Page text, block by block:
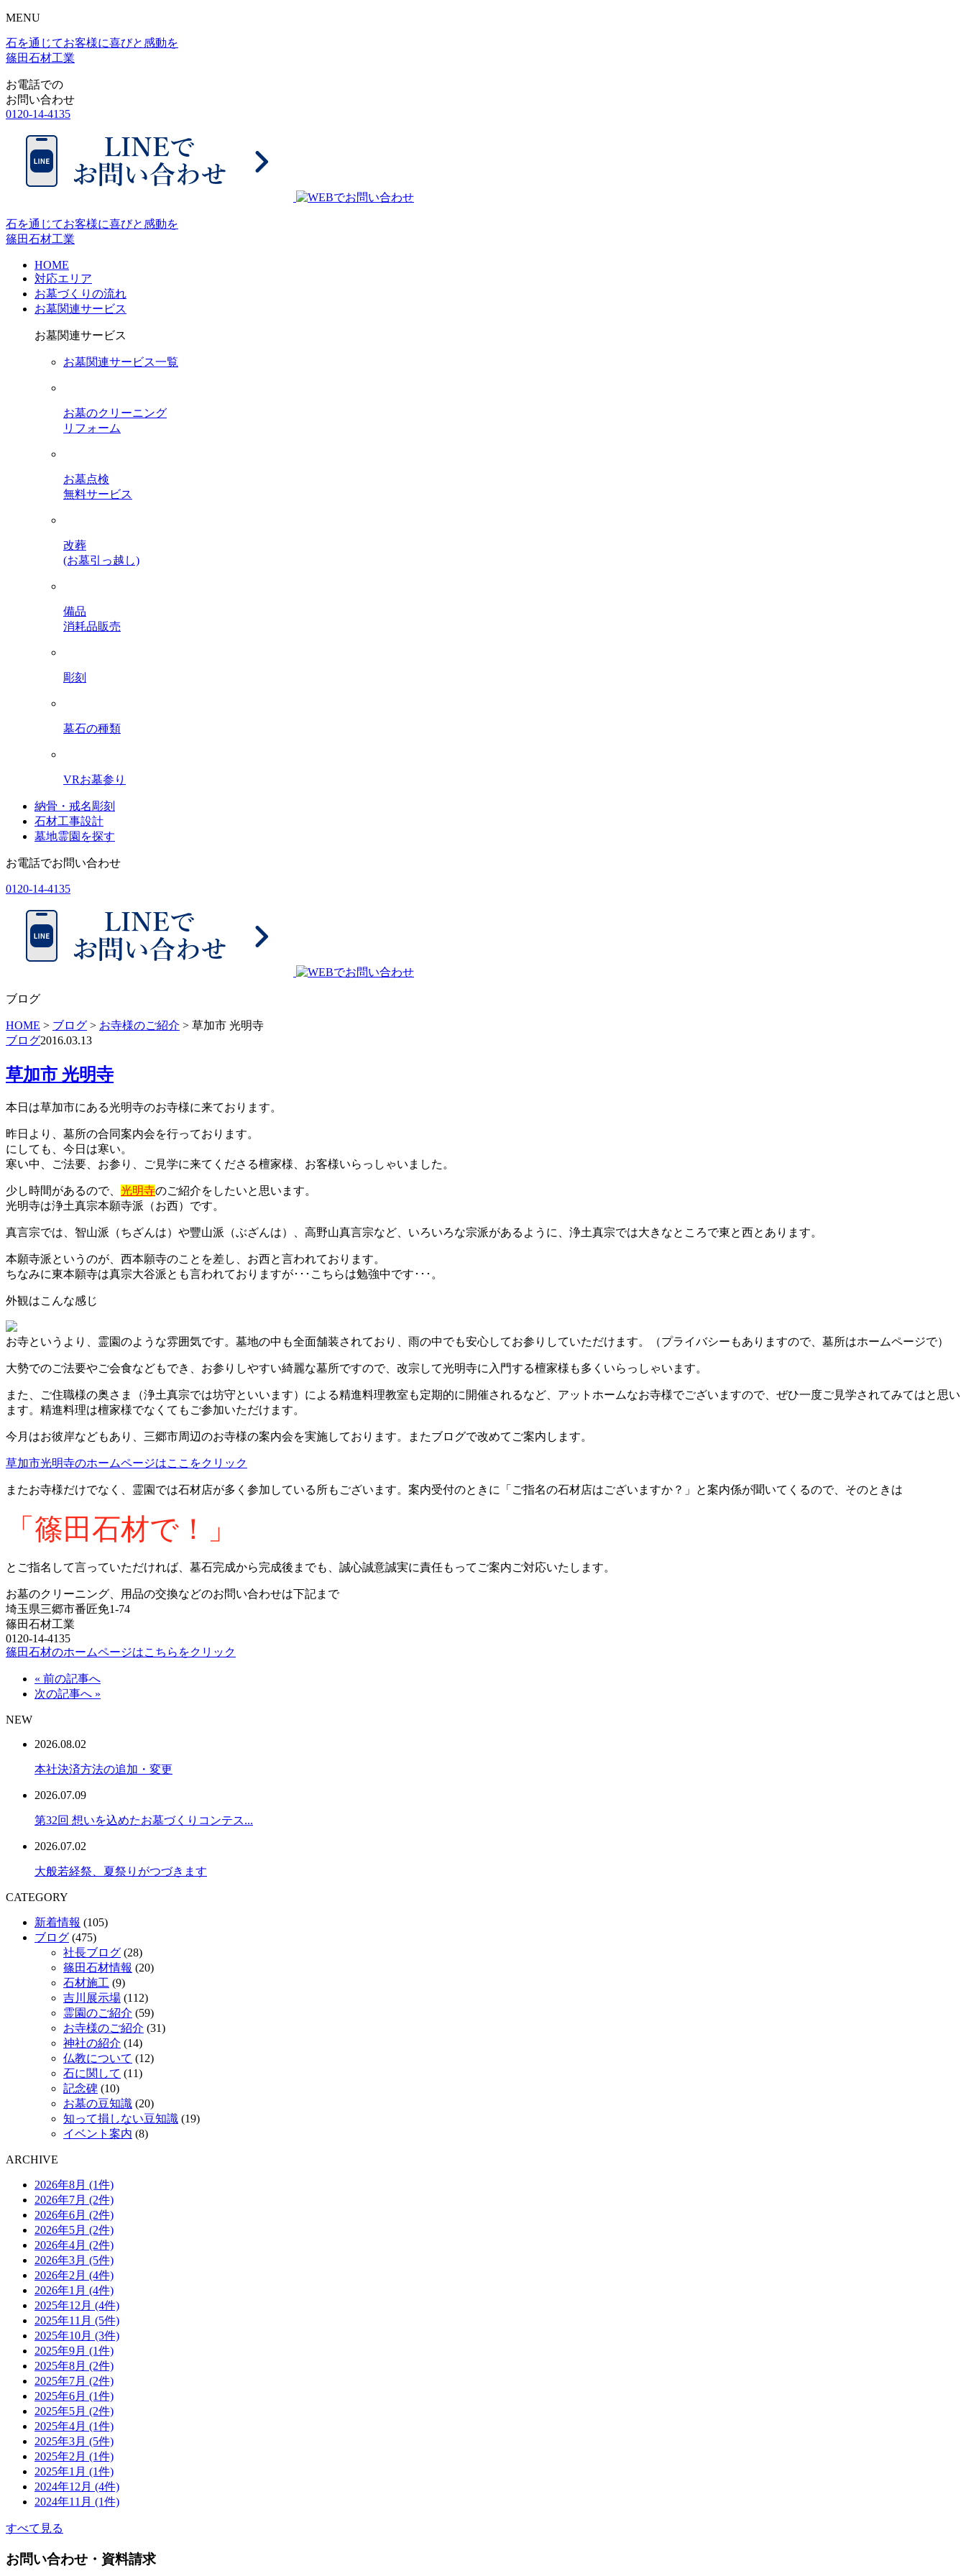
MENU
石を通じてお客様に喜びと感動を
篠田石材工業
お電話での
お問い合わせ
0120-14-4135
石を通じてお客様に喜びと感動を
篠田石材工業
HOME
対応エリア
お墓づくりの流れ
お墓関連サービス
お墓関連サービス
お墓関連サービス一覧
お墓のクリーニング
リフォーム
お墓点検
無料サービス
改葬
(お墓引っ越し)
備品
消耗品販売
彫刻
墓石の種類
VRお墓参り
納骨・戒名彫刻
石材工事設計
墓地霊園を探す
お電話でお問い合わせ
0120-14-4135
ブログ
HOME > ブログ > お寺様のご紹介 > 草加市 光明寺
ブログ2016.03.13
草加市 光明寺
本日は草加市にある光明寺のお寺様に来ております。
昨日より、墓所の合同案内会を行っております。
にしても、今日は寒い。
寒い中、ご法要、お参り、ご見学に来てくださる檀家様、お客様いらっしゃいました 。
少し時間があるので、 光明寺のご紹介をしたいと思います。
光明寺は浄土真宗本願寺派（お西）です。
真言宗では、智山派（ちざんは）や豐山派（ぶざんは）、高野山真言宗など、いろいろな宗派があるように、浄土真宗では大きなところで東と西とあります。
本願寺派というのが、西本願寺のことを差し、お西と言われております。
ちなみに東本願寺は真宗大谷派とも言われておりますが･･･こちらは勉強中です･･･ 。
外観はこんな感じ
お寺というより、霊園のような雰囲気です。 墓地の中も全面舗装されており、雨の中でも安心してお参りしていただけます。 （プライバシーもありますので、墓所はホームページで）
大勢でのご法要やご会食などもでき、お参りしやすい綺麗な墓所ですので、改宗して光明寺に入門する檀家様も多くいらっしゃいます。
また、ご住職様の奥さま（浄土真宗では坊守といいます）による精進料理教室も定期的に開催されるなど、アットホームなお寺様でございますので、ぜひ一度ご見学されてみてはと思い
ます。 精進料理は檀家様でなくてもご参加いただけます。
今月はお彼岸などもあり、三郷市周辺のお寺様の案内会を実施しております。 またブログで改めてご案内します。
草加市光明寺のホームページはここをクリック
またお寺様だけでなく、霊園では石材店が多く参加している所もございます。案内受付のときに「ご指名の石材店はございますか？」と案内係が聞いてくるので、そのときは
「篠田石材で！」
とご指名して言っていただければ、墓石完成から完成後までも、誠心誠意誠実に責任もってご案内ご対応いたします。
お墓のクリーニング、用品の交換などのお問い合わせは下記まで
埼玉県三郷市番匠免1-74
篠田石材工業
0120-14-4135
篠田石材のホームページはこちらをクリック
« 前の記事へ
次の記事へ »
NEW
2026.08.02
本社決済方法の追加・変更
2026.07.09
第32回 想いを込めたお墓づくりコンテス...
2026.07.02
大般若経祭、夏祭りがつづきます
CATEGORY
新着情報 (105)
ブログ (475)
社長ブログ (28)
篠田石材情報 (20)
石材施工 (9)
吉川展示場 (112)
霊園のご紹介 (59)
お寺様のご紹介 (31)
神社の紹介 (14)
仏教について (12)
石に関して (11)
記念碑 (10)
お墓の豆知識 (20)
知って損しない豆知識 (19)
イベント案内 (8)
ARCHIVE
2026年8月 (1件)
2026年7月 (2件)
2026年6月 (2件)
2026年5月 (2件)
2026年4月 (2件)
2026年3月 (5件)
2026年2月 (4件)
2026年1月 (4件)
2025年12月 (4件)
2025年11月 (5件)
2025年10月 (3件)
2025年9月 (1件)
2025年8月 (2件)
2025年7月 (2件)
2025年6月 (1件)
2025年5月 (2件)
2025年4月 (1件)
2025年3月 (5件)
2025年2月 (1件)
2025年1月 (1件)
2024年12月 (4件)
2024年11月 (1件)
すべて見る
お問い合わせ・資料請求